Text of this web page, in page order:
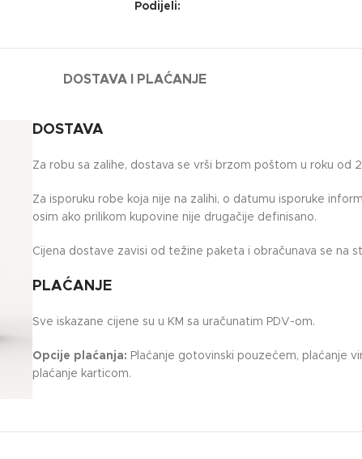
Podijeli:
DOSTAVA I PLAĆANJE
DOSTAVA
Za robu sa zalihe, dostava se vrši brzom poštom u roku od
Za isporuku robe koja nije na zalihi, o datumu isporuke
osim ako prilikom kupovine nije drugačije definisano.
Cijena dostave zavisi od težine paketa i obračunava se na
PLAĆANJE
Sve iskazane cijene su u KM sa uračunatim PDV-om.
Opcije plaćanja: Plaćanje gotovinski pouzećem, plaćanje
plaćanje karticom.